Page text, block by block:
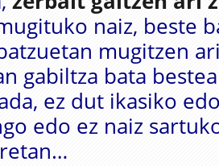
naiz, beste
mugitzen
gabiltza bata
ez dut ikasiko
edo ez naiz